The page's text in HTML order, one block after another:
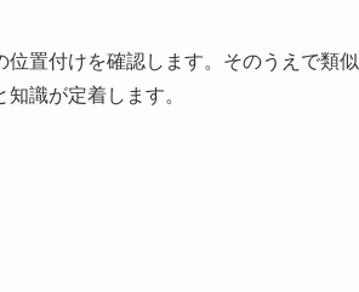
置付けを確認します。そのうえで類似
識が定着します。